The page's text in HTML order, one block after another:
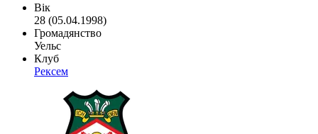
Вік
28 (05.04.1998)
Громадянство
Уельс
Клуб
Рексем